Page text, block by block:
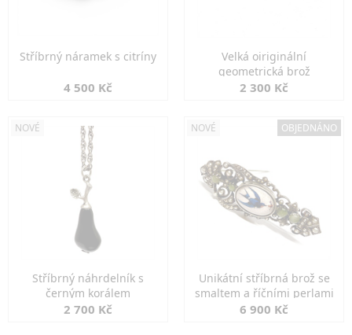
Stříbrný náramek s citríny
4 500 Kč
Velká oiriginální
geometrická brož
2 300 Kč
NOVÉ
Stříbrný náhrdelník s
černým korálem
2 700 Kč
NOVÉ OBJEDNÁNO
Unikátní stříbrná brož se
smaltem a říčními perlami
6 900 Kč